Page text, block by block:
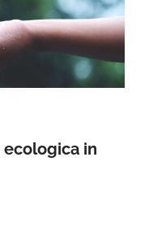
ecologica in